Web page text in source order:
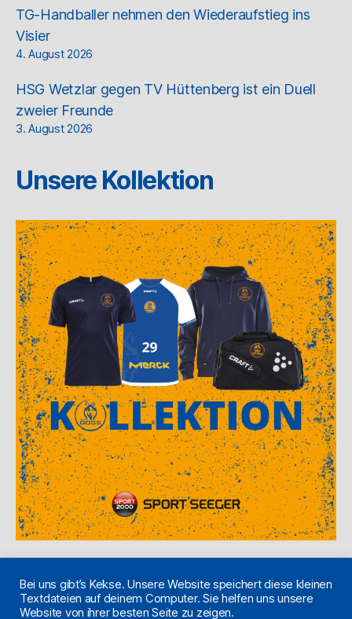
TG-Handballer nehmen den Wiederaufstieg ins
Visier
4. August 2026
HSG Wetzlar gegen TV Hüttenberg ist ein Duell
zweier Freunde
3. August 2026
Unsere Kollektion
Bei uns gibt’s Kekse. Unsere Website speichert diese kleinen
Textdateien auf deinem Computer. Sie helfen uns unsere
Website von ihrer besten Seite zu zeigen.